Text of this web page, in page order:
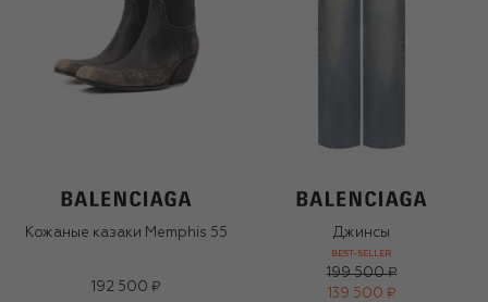
Кожаные казаки Memphis 55
192 500 ₽
Джинсы
BEST-SELLER
199 500 ₽
139 500 ₽